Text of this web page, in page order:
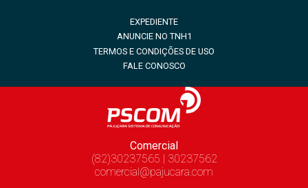
EXPEDIENTE
ANUNCIE NO TNH1
TERMOS E CONDIÇÕES DE USO
FALE CONOSCO
Comercial
(82)30237565 | 30237562
comercial@pajucara.com